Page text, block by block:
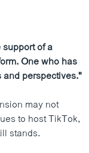
of a
One who has
perspectives."
may not
to host TikTok,
stands.